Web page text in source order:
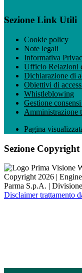
Sezione Link Utili
Cookie policy
Note legali
Informativa
Ufficio Relazioni
Dichiarazione di
Obiettivi di
Whistleblowing
Gestione
Amministrazione
Pagina
Sezione Copyright
Copyright 2026 |
Parma S.p.A. |
Disclaimer trattamento